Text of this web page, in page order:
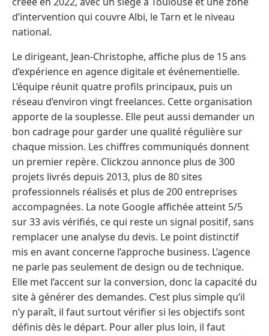
d’intervention qui couvre Albi, le Tarn et le niveau
national.
Le dirigeant, Jean-Christophe, affiche plus de 15 ans
d’expérience en agence digitale et événementielle.
L’équipe réunit quatre profils principaux, puis un
réseau d’environ vingt freelances. Cette organisation
apporte de la souplesse. Elle peut aussi demander un
bon cadrage pour garder une qualité régulière sur
chaque mission. Les chiffres communiqués donnent
un premier repère. Clickzou annonce plus de 300
projets livrés depuis 2013, plus de 80 sites
professionnels réalisés et plus de 200 entreprises
accompagnées. La note Google affichée atteint 5/5
sur 33 avis vérifiés, ce qui reste un signal positif, sans
remplacer une analyse du devis. Le point distinctif
mis en avant concerne l’approche business. L’agence
ne parle pas seulement de design ou de technique.
Elle met l’accent sur la conversion, donc la capacité du
site à générer des demandes. C’est plus simple qu’il
n’y paraît, il faut surtout vérifier si les objectifs sont
définis dès le départ. Pour aller plus loin, il faut